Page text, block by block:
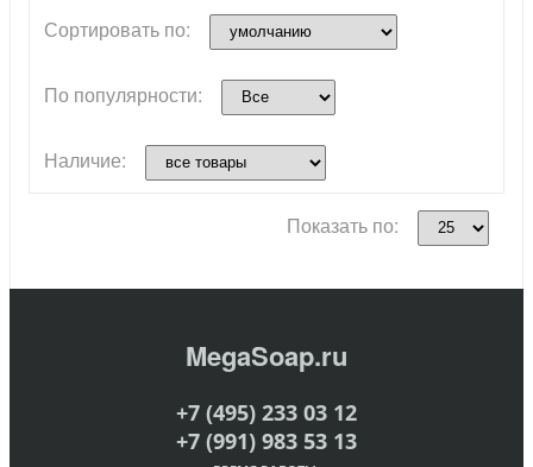
Сортировать по:
По популярности:
Наличие:
Показать по:
MegaSoap.ru
+7 (495) 233 03 12
+7 (991) 983 53 13